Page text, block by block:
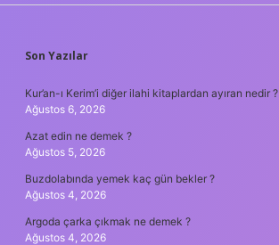
SIDEBAR
Son Yazılar
Kur’an-ı Kerim’i diğer ilahi kitaplardan ayıran nedir ?
Ağustos 6, 2026
Azat edin ne demek ?
Ağustos 5, 2026
Buzdolabında yemek kaç gün bekler ?
Ağustos 4, 2026
Argoda çarka çıkmak ne demek ?
Ağustos 4, 2026